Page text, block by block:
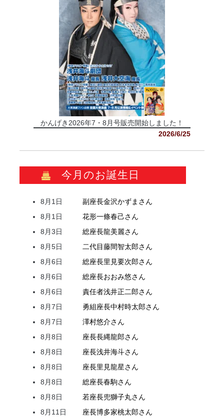
かんげき2026年7・8月号販売開始しました！
2026/6/25
今月のお誕生日
8月1日 副座長金沢かずま さん
8月1日
花形一條春己さん
8月3日
総座長龍美麗さん
8月5日
二代目藤間智太郎さん
8月6日
総座長里見要次郎さん
8月6日
総座長おおみ悠さん
8月6日
責任者浅井正二郎さん
8月7日
勇組座長中村時太郎さん
8月7日
澤村悠介さん
8月8日
座長長縄龍郎さん
8月8日
座長浅井海斗さん
8月8日
座長里見龍星さん
8月8日
総座長春駒さん
8月8日
若座長兜獅子丸さん
8月11日
座長博多家桃太郎さん